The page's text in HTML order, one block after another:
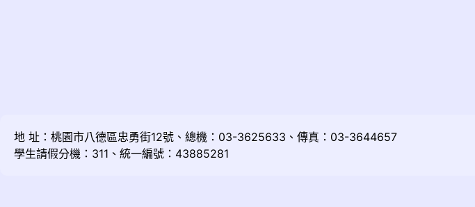
地 址：桃園市八德區忠勇街12號、總機：03-3625633、傳真：03-3644657
學生請假分機：311、統一編號：43885281